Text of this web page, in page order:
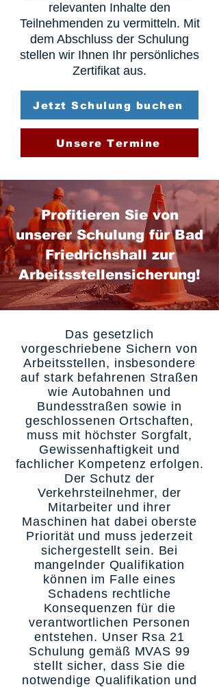
relevanten Inhalte den
Teilnehmenden zu vermitteln. Mit
dem Abschluss der Schulung
stellen wir Ihnen Ihr persönliches
Zertifikat aus.
Jetzt Schulung buchen
Unsere Termine
Profitieren Sie von
unserer Schulung für Bad
Friedrichshall zur
Arbeitsstellensicherung!
Das gesetzlich
vorgeschriebene Sichern von
Arbeitsstellen, insbesondere
auf stark befahrenen Straßen
wie Autobahnen und
Bundesstraßen sowie in
geschlossenen Ortschaften,
muss mit höchster Sorgfalt,
Gewissenhaftigkeit und
fachlicher Kompetenz erfolgen.
Der Schutz der
Verkehrsteilnehmer, der
Mitarbeiter und ihrer
Maschinen hat dabei oberste
Priorität und muss jederzeit
sichergestellt sein. Bei
mangelnder Qualifikation
können im Falle eines
Schadens rechtliche
Konsequenzen für die
verantwortlichen Personen
entstehen. Unser Rsa 21
Schulung gemäß MVAS 99
stellt sicher, dass Sie die
notwendige Qualifikation und